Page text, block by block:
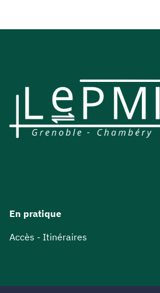
En pratique
Accès - Itinéraires